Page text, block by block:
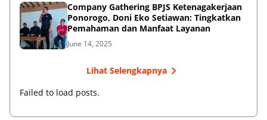
Company Gathering BPJS Ketenagakerjaan
Ponorogo, Doni Eko Setiawan: Tingkatkan
Pemahaman dan Manfaat Layanan
June 14, 2025
Lihat Selengkapnya
Failed to load posts.